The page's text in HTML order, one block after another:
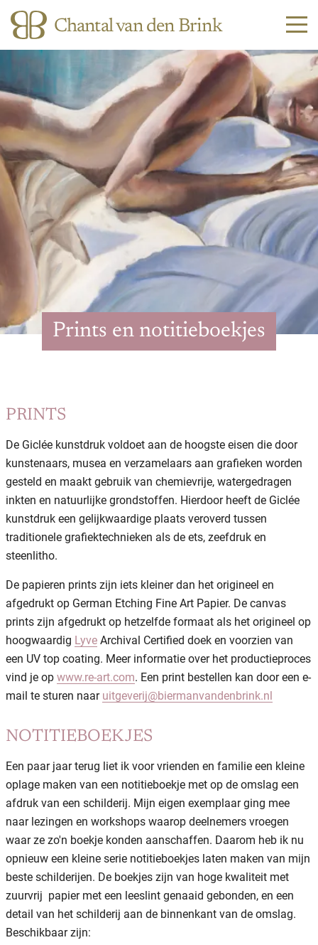
Chantal van den Brink
Prints en notitieboekjes
PRINTS
De Giclée kunstdruk voldoet aan de hoogste eisen die door
kunstenaars, musea en verzamelaars aan grafieken worden
gesteld en maakt gebruik van chemievrije, watergedragen
inkten en natuurlijke grondstoffen. Hierdoor heeft de Giclée
kunstdruk een gelijkwaardige plaats veroverd tussen
traditionele grafiektechnieken als de ets, zeefdruk en
steenlitho.
De papieren prints zijn iets kleiner dan het origineel en
afgedrukt op German Etching Fine Art Papier. De canvas
prints zijn afgedrukt op hetzelfde formaat als het origineel op
hoogwaardig LyveArchival Certified doek en voorzien van
een UV top coating. Meer informatie over het productieproces
vind je op www.re-art.com. Een print bestellen kan door een e-
mail te sturen naar uitgeverij@biermanvandenbrink.nl
NOTITIEBOEKJES
Een paar jaar terug liet ik voor vrienden en familie een kleine
oplage maken van een notitieboekje met op de omslag een
afdruk van een schilderij. Mijn eigen exemplaar ging mee
naar lezingen en workshops waarop deelnemers vroegen
waar ze zo'n boekje konden aanschaffen. Daarom heb ik nu
opnieuw een kleine serie notitieboekjes laten maken van mijn
beste schilderijen. De boekjes zijn van hoge kwaliteit met
zuurvrij papier met een leeslint genaaid gebonden, en een
detail van het schilderij aan de binnenkant van de omslag.
Beschikbaar zijn: